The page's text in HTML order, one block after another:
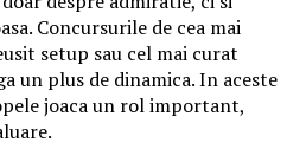
Concursurile de cea mai
setup sau cel mai curat
un plus de dinamica. In aceste
joaca un rol important,